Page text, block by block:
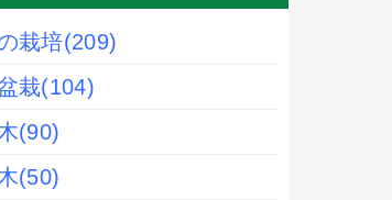
栽培(209)
栽(104)
(90)
(50)